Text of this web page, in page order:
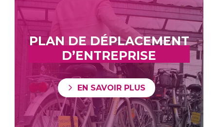
PLAN DE DÉPLACEMENT
D’ENTREPRISE
EN SAVOIR PLUS